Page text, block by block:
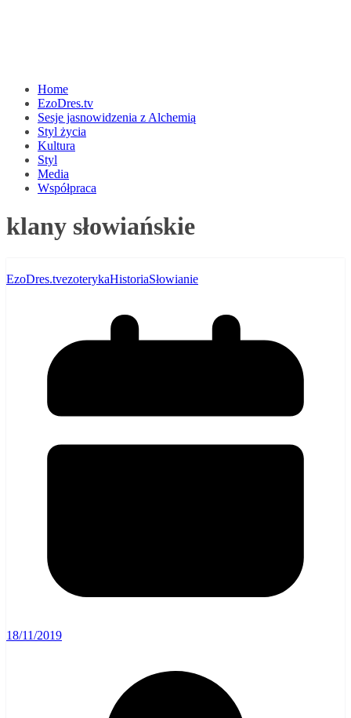
Home
EzoDres.tv
Sesje jasnowidzenia z Alchemią
Styl życia
Kultura
Styl
Media
Współpraca
klany słowiańskie
EzoDres.tvezoterykaHistoriaSłowianie
18/11/2019